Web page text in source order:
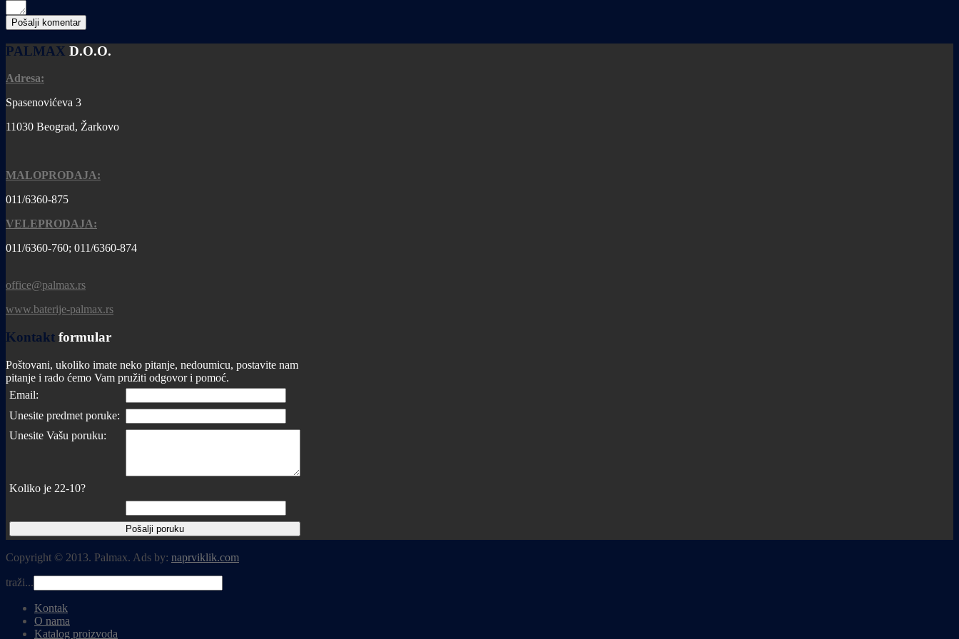
PALMAX D.O.O.
Adresa:
Spasenovićeva 3
11030 Beograd, Žarkovo
MALOPRODAJA:
011/6360-875
VELEPRODAJA:
011/6360-760; 011/6360-874
office@palmax.rs
www.baterije-palmax.rs
Kontakt formular
Poštovani, ukoliko imate neko pitanje, nedoumicu, postavite nam
pitanje i rado ćemo Vam pružiti odgovor i pomoć.
Email:
Unesite predmet poruke:
Unesite Vašu poruku:
Koliko je 22-10?
Copyright © 2013. Palmax. Ads by: naprviklik.com
traži...
Kontak
O nama
Katalog proizvoda